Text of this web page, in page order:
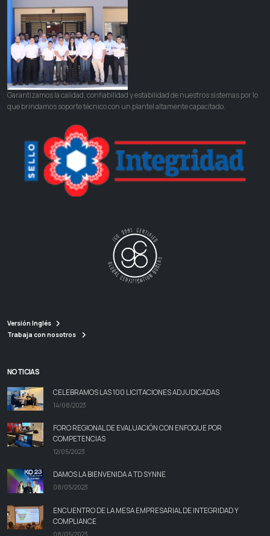
Garantizamos la calidad, confiabilidad y estabilidad de nuestros sistemas por lo
que brindamos soporte técnico con un plantel altamente capacitado.
Versión Inglés
Trabaja con nosotros
NOTICIAS
CELEBRAMOS LAS 100 LICITACIONES ADJUDICADAS
14/08/2023
FORO REGIONAL DE EVALUACIÓN CON ENFOQUE POR
COMPETENCIAS
12/05/2023
DAMOS LA BIENVENIDA A TD SYNNE
08/05/2023
ENCUENTRO DE LA MESA EMPRESARIAL DE INTEGRIDAD Y
COMPLIANCE